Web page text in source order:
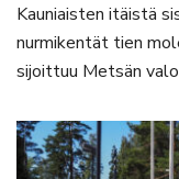
Kauniaisten itäistä
nurmikentät tien
sijoittuu Metsän